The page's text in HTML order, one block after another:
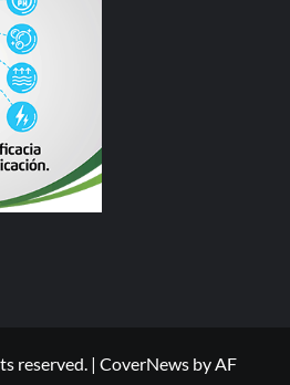
reserved. | CoverNews by AF